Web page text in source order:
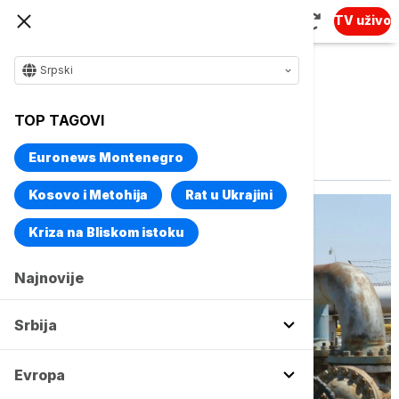
TV uživo
Srpski
TOP TAGOVI
Euronews Montenegro
Kosovo i Metohija Rat u Ukrajini
Kriza na Bliskom istoku
Najnovije
Srbija
Evropa
Vise o temi
Naftovod